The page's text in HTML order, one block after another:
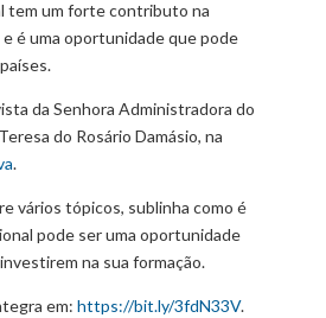
tem um forte contributo na
é uma oportunidade que pode
da Senhora Administradora do
do Rosário Damásio, na
.
vários tópicos, sublinha como é
pode ser uma oportunidade
na sua formação.
em: https://bit.ly/3fdN33V.